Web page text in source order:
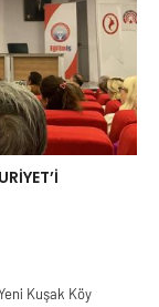
Kuşak Köy